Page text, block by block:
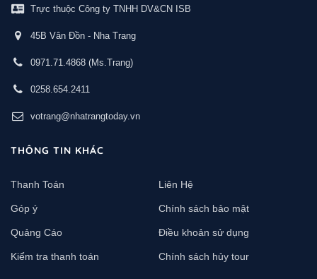
Trực thuộc Công ty TNHH DV&CN ISB
45B Vân Đồn - Nha Trang
0971.71.4868 (Ms.Trang)
0258.654.2411
votrang@nhatrangtoday.vn
THÔNG TIN KHÁC
Thanh Toán Liên Hệ
Góp ý Chính sách bảo mật
Quảng Cáo Điều khoản sử dụng
Kiểm tra thanh toán Chính sách hủy tour